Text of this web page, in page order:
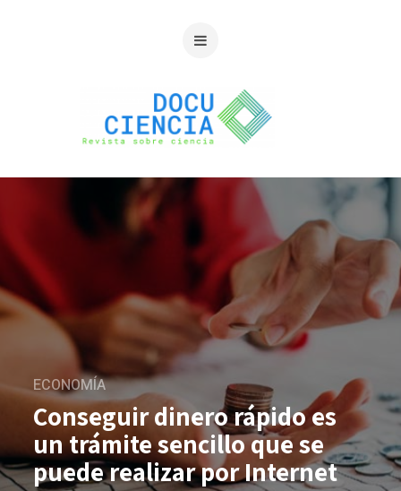
ECONOMÍA
Conseguir dinero rápido es
un trámite sencillo que se
puede realizar por Internet